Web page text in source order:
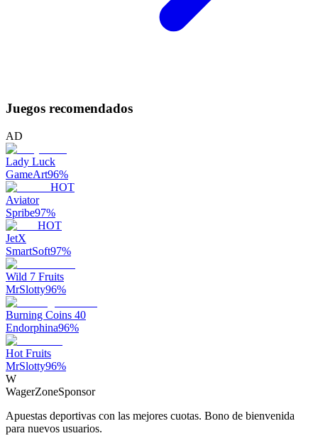
Juegos recomendados
AD
Lady Luck
GameArt96%
HOT
Aviator
Spribe97%
HOT
JetX
SmartSoft97%
Wild 7 Fruits
MrSlotty96%
Burning Coins 40
Endorphina96%
Hot Fruits
MrSlotty96%
W
WagerZoneSponsor
Apuestas deportivas con las mejores cuotas. Bono de bienvenida
para nuevos usuarios.